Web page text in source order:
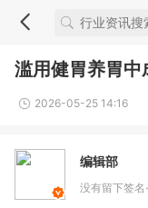
滥用健胃养胃
2026-05-25 14:16
编辑部
没有留下签